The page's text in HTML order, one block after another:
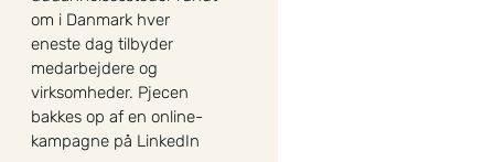
om i Danmark hver
eneste dag tilbyder
medarbejdere og
virksomheder. Pjecen
bakkes op af en online-
kampagne på LinkedIn